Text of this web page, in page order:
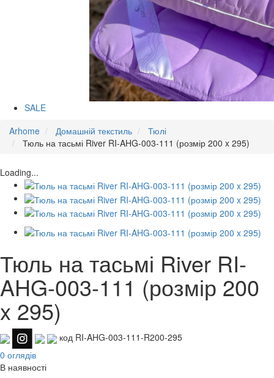
SALE
Arhome
Домашній текстиль
Тюлі
Тюль на тасьмі River RI-AHG-003-111 (розмір 200 x 295)
Loading...
Тюль на тасьмі River RI-
AHG-003-111 (розмір 200
x 295)
код RI-AHG-003-111-R200-295
0 оглядів
В наявності